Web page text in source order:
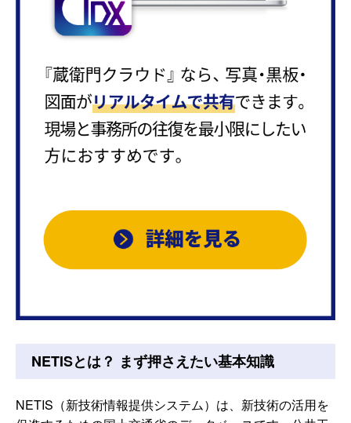
NETISとは？ まず押さえたい基本知識
NETIS（新技術情報提供システム）は、新技術の活用を